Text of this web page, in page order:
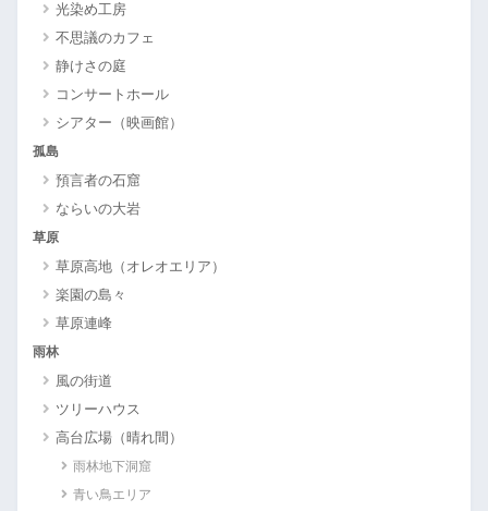
光染め工房
不思議のカフェ
静けさの庭
コンサートホール
シアター（映画館）
孤島
預言者の石窟
ならいの大岩
草原
草原高地（オレオエリア）
楽園の島々
草原連峰
雨林
風の街道
ツリーハウス
高台広場（晴れ間）
雨林地下洞窟
青い鳥エリア